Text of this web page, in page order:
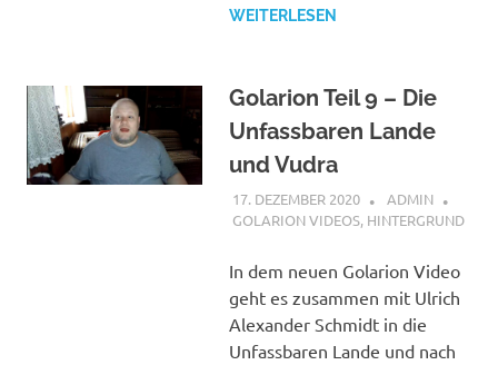
WEITERLESEN
Golarion Teil 9 – Die
Unfassbaren Lande
und Vudra
17. DEZEMBER 2020
ADMIN
GOLARION VIDEOS, HINTERGRUND
In dem neuen Golarion Video
geht es zusammen mit Ulrich
Alexander Schmidt in die
Unfassbaren Lande und nach